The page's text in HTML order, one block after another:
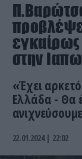
εγκαίρως
στην
«Έχει
Ελλάδα - Θα
22.01.2024 | 22:02